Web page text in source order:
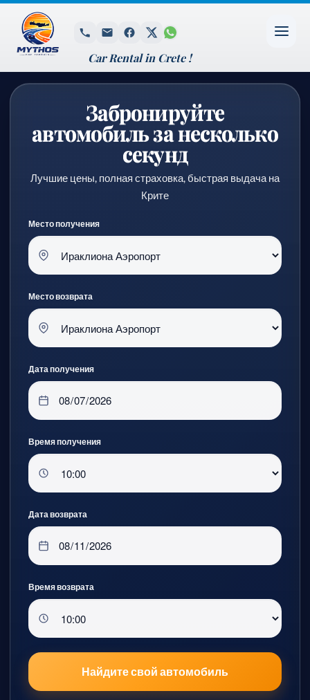
Забронируйте
автомобиль за несколько
секунд
Лучшие цены, полная страховка, быстрая выдача на
Крите
Место получения
Место возврата
Дата получения
Время получения
Дата возврата
Время возврата
Найдите свой автомобиль
Car Rental in Crete !